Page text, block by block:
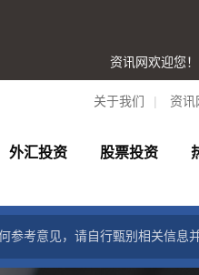
资讯网欢迎您
关于我们 | 资讯
外汇投资 股票投资
考意见，请自行甄别相关信息并